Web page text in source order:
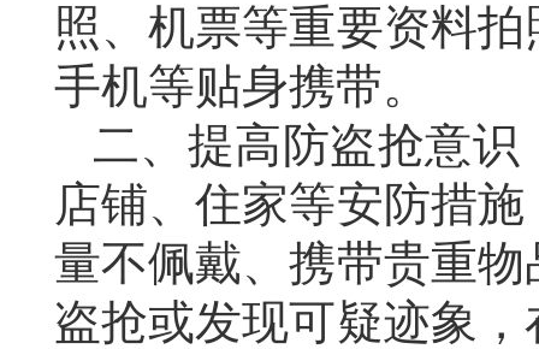
照、机票等重要资料
手机等贴身携带。
二、提高防盗抢意
店铺、住家等安防措
量不佩戴、携带贵重
盗抢或发现可疑迹象